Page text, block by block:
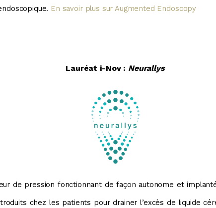
En savoir plus sur Augmented Endoscopy
Lauréat i-Nov : Neurallys
de pression fonctionnant de façon autonome et
chez les patients pour drainer l’excès de liquide